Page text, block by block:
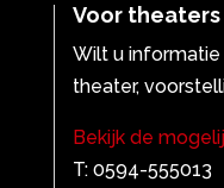
Voor theaters
Wilt u
theater,
Bekijk de
T: 0594-555013